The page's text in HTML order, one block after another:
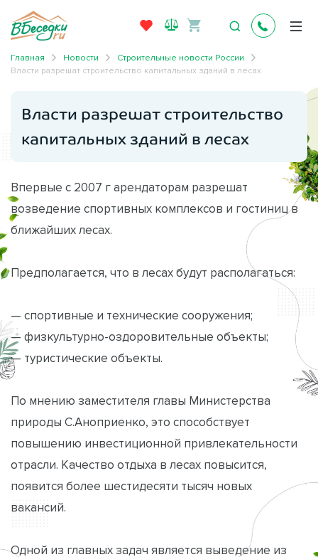
Главная Новости
Строительные новости России
Власти разрешат строительство капитальных зданий в лесах
Власти разрешат строительство
капитальных зданий в лесах
Впервые с 2007 г арендаторам разрешат
возведение спортивных комплексов и гостиниц в
ближайших лесах.
Предполагается, что в лесах будут располагаться:
— спортивные и технические сооружения;
— физкультурно-оздоровительные объекты;
— туристические объекты.
По мнению заместителя главы Министерства
природы С.Аноприенко, это способствует
повышению инвестиционной привлекательности
отрасли. Качество отдыха в лесах повысится,
появится более шестидесяти тысяч новых
вакансий.
Одной из главных задач является выведение из